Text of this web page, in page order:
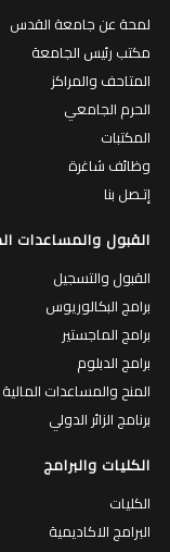
لمحة عن جامعة القدس
مكتب رئيس الجامعة
المتاحف والمراكز
الحرم الجامعي
المكتبات
وظائف شاغرة
إتـصل بنا
القبول والمساعدات
القبول والتسجيل
برامج البكالوريوس
برامج الماجستير
برامج الدبلوم
المنح والمساعدات المالية
برنامج الزائر الدولي
الكليات والبرامج
الكليات
البرامج الاكاديمية